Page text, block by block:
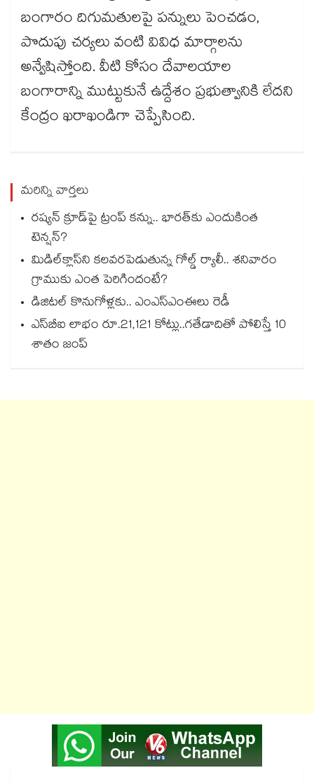
బంగారం దిగుమతులపై పన్నులు పెంచడం,
పొదుపు చర్యలు వంటి వివిధ మార్గాలను
అన్వేషిస్తోంది. వీటి కోసం దేవాలయాల
బంగారాన్ని ముట్టుకునే ఉద్దేశం ప్రభుత్వానికి లేదని
కేంద్రం ఖరాఖండిగా చెప్పేసింది.
మరిన్ని వార్తలు
రష్యన్ క్రూడ్‌పై ట్రంప్ కన్ను.. భారత్‌కు ఎందుకింత
టెన్షన్?
మిడిల్‌క్లాస్‌ని కలవరపెడుతున్న గోల్డ్ ర్యాలీ.. శనివారం
గ్రాముకు ఎంత పెరిగిందంటే?
డిజిటల్ కొనుగోళ్లకు.. ఎంఎస్ఎంఈలు రెడీ
ఎస్‌‌‌‌‌‌‌‌బీఐ లాభం రూ.21,121 కోట్లు..గతేడాదితో పోలిస్తే 10
శాతం జంప్